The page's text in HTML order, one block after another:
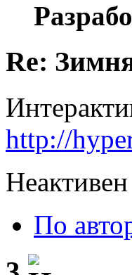
Re:
http://
Неактивен
По